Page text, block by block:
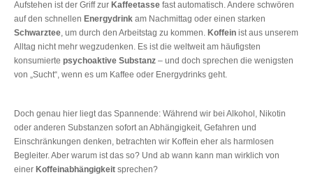
Aufstehen ist der Griff zur Kaffeetasse fast automatisch. Andere schwören
auf den schnellen Energydrink am Nachmittag oder einen starken
Schwarztee , um durch den Arbeitstag zu kommen. Koffein ist aus unserem
Alltag nicht mehr wegzudenken. Es ist die weltweit am häufigsten
konsumierte psychoaktive Substanz – und doch sprechen die wenigsten
von „Sucht“, wenn es um Kaffee oder Energydrinks geht.
Doch genau hier liegt das Spannende: Während wir bei Alkohol, Nikotin
oder anderen Substanzen sofort an Abhängigkeit, Gefahren und
Einschränkungen denken, betrachten wir Koffein eher als harmlosen
Begleiter. Aber warum ist das so? Und ab wann kann man wirklich von
einer Koffeinabhängigkeit sprechen?